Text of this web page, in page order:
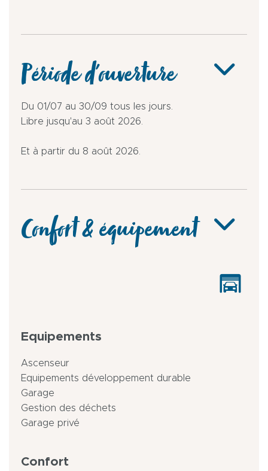
Période d'ouverture
Du 01/07 au 30/09 tous les jours.
Libre jusqu'au 3 août 2026.
Et à partir du 8 août 2026.
Confort & équipement
Equipements
Ascenseur
Equipements développement durable
Garage
Gestion des déchets
Garage privé
Confort